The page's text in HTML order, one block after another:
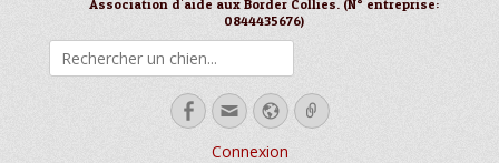
Association d'aide aux Border Collies. (N° entreprise:
0844435676)
Facebook
EmailSite
web
Link
Connexion